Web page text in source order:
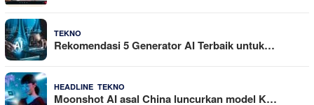
TEKNO
Rekomendasi 5 Generator AI Terbaik untuk…
HEADLINE TEKNO
Moonshot AI asal China luncurkan model K…